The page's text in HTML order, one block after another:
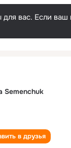
вас. Если
Semenchuk
в друзья